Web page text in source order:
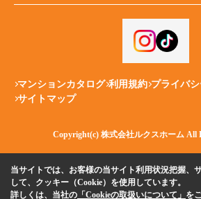
マンションカタログ 利用規約 プライバ
サイトマップ
Copyright(c) 株式会社ルクスホーム All
当サイトでは、お客様の当サイト利用状況把握、
して、クッキー（Cookie）を使用しています。
詳しくは、当社の 「Cookieの取扱いについて」 を